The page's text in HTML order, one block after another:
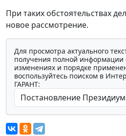
При таких обстоятельствах
новое рассмотрение.
Для просмотра актуального
получения полной информации
изменениях и порядке
воспользуйтесь поиском в
ГАРАНТ: